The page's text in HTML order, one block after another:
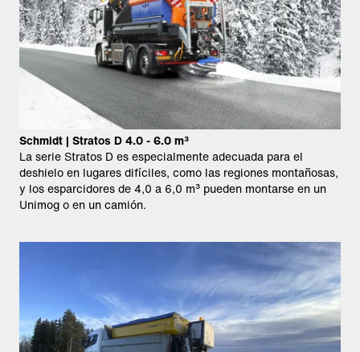
Schmidt | Stratos D 4.0 - 6.0 m³
La serie Stratos D es especialmente adecuada para el
deshielo en lugares difíciles, como las regiones montañosas,
y los esparcidores de 4,0 a 6,0 m³ pueden montarse en un
Unimog o en un camión.